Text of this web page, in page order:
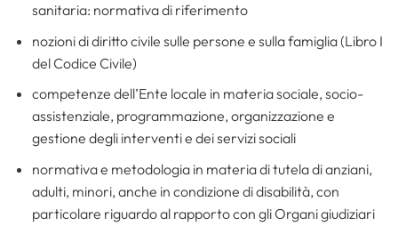
sanitaria: normativa di riferimento
nozioni di diritto civile sulle persone e sulla famiglia (Libro I
del Codice Civile)
competenze dell’Ente locale in materia sociale, socio-
assistenziale, programmazione, organizzazione e
gestione degli interventi e dei servizi sociali
normativa e metodologia in materia di tutela di anziani,
adulti, minori, anche in condizione di disabilità, con
particolare riguardo al rapporto con gli Organi giudiziari